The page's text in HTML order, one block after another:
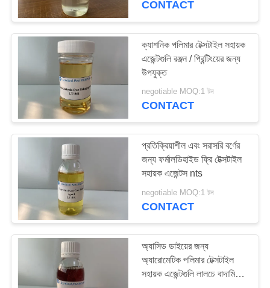
টেক্সটাইল ফিনিশিং এজেন্ট
12
ডেনিম ওয়াশিং কেমিক্যালস
22
32
CONTACT
ক্যাশনিক পলিমার টেক্সটাইল সহায়ক
এজেন্টগুলি রঞ্জন / প্রিন্টিংয়ের জন্য
উপযুক্ত
negotiable MOQ:1 টন
CONTACT
প্রতিক্রিয়াশীল এবং সরাসরি বর্ণের
জন্য ফর্মালডিহাইড ফ্রি টেক্সটাইল
সহায়ক এজেন্টস nts
negotiable MOQ:1 টন
CONTACT
অ্যাসিড ডাইয়ের জন্য
অ্যারোমেটিক পলিমার টেক্সটাইল
সহায়ক এজেন্টগুলি লালচে বাদামি